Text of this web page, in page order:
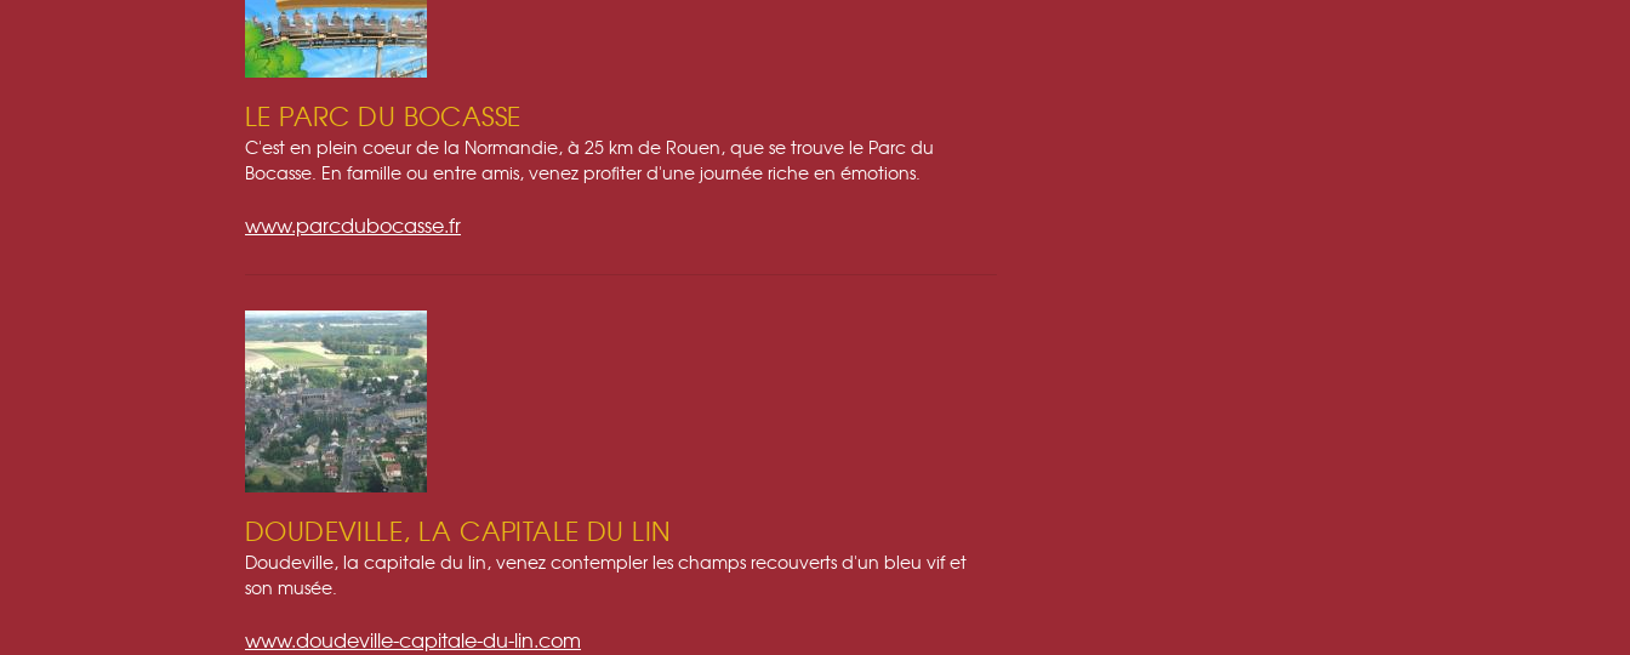
LE PARC DU BOCASSE
C'est en plein coeur de la Normandie, à 25 km de Rouen, que se trouve le Parc du
Bocasse. En famille ou entre amis, venez profiter d'une journée riche en émotions.
www.parcdubocasse.fr
DOUDEVILLE, LA CAPITALE DU LIN
Doudeville, la capitale du lin, venez contempler les champs recouverts d'un bleu vif et
son musée.
www.doudeville-capitale-du-lin.com